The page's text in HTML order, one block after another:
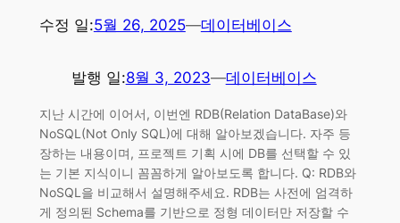
수정 일:5월 26, 2025—데이터베이스
발행 일:8월 3, 2023—데이터베이스
지난 시간에 이어서, 이번엔 RDB(Relation DataBase)와
NoSQL(Not Only SQL)에 대해 알아보겠습니다. 자주 등
장하는 내용이며, 프로젝트 기획 시에 DB를 선택할 수 있
는 기본 지식이니 꼼꼼하게 알아보도록 합니다. Q: RDB와
NoSQL을 비교해서 설명해주세요. RDB는 사전에 엄격하
게 정의된 Schema를 기반으로 정형 데이터만 저장할 수